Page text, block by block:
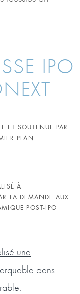
IPO
ET SOUTENUE PAR
PLAN
À
LA DEMANDE AUX
POST-IPO
une
dans